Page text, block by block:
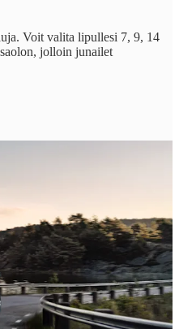
Voit valita lipullesi 7, 9, 14
jolloin junailet